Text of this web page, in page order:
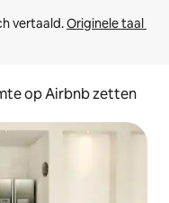
vertaald. Originele taal
op Airbnb zetten